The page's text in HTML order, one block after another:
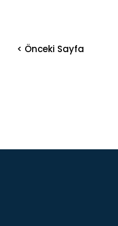
< Önceki Sayfa